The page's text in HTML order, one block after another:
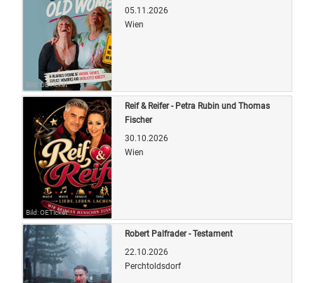
Bild: OETicket
05.11.2026
Wien
Bild: OETicket
Reif & Reifer - Petra Rubin und Thomas
Fischer
30.10.2026
Wien
Robert Palfrader - Testament
22.10.2026
Perchtoldsdorf